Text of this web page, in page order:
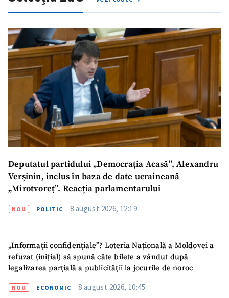
Trimite o informație
Despre ZdG
in English
Deputatul partidului „Democrația Acasă”, Alexandru
Verșinin, inclus în baza de date ucraineană
„Mirotvoreț”. Reacția parlamentarului
NOU POLITIC 8 august 2026, 12:19
„Informații confidențiale”? Loteria Națională a Moldovei a
refuzat (inițial) să spună câte bilete a vândut după
legalizarea parțială a publicității la jocurile de noroc
NOU ECONOMIC 8 august 2026, 10:45